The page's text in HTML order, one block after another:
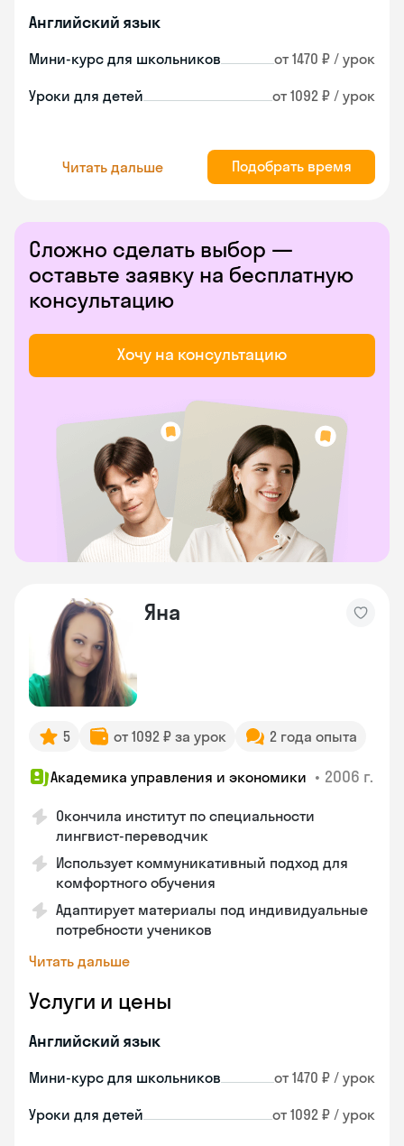
Английский язык
Мини-курс для школьников от 1470 ₽ / урок
Уроки для детей от 1092 ₽ / урок
Читать дальше Подобрать время
Сложно сделать выбор —
оставьте заявку на бесплатную
консультацию
Хочу на консультацию
Яна
5 от 1092 ₽ за урок 2 года опыта
Академика управления и экономики • 2006 г.
Окончила институт по специальности
лингвист-переводчик
Использует коммуникативный подход для
комфортного обучения
Адаптирует материалы под индивидуальные
потребности учеников
Читать дальше
Услуги и цены
Английский язык
Мини-курс для школьников от 1470 ₽ / урок
Уроки для детей от 1092 ₽ / урок